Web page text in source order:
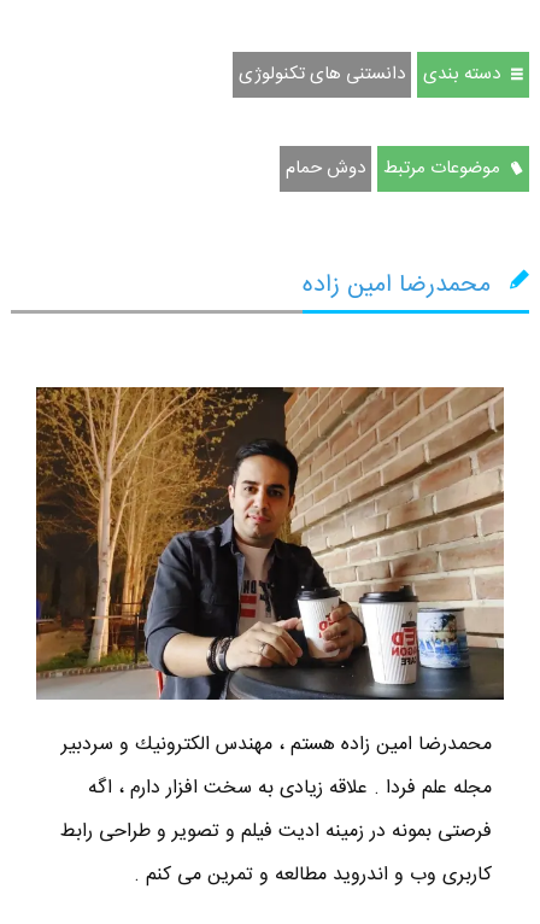
دسته بندی دانستنی های تکنولوژی
موضوعات مرتبط دوش حمام
محمدرضا امین زاده
محمدرضا امين زاده هستم ، مهندس الكترونيك و سردبير
مجله علم فردا . علاقه زیادی به سخت افزار دارم ، اگه
فرصتی بمونه در زمینه ادیت فیلم و تصویر و طراحی رابط
کاربری وب و اندروید مطالعه و تمرین می کنم .